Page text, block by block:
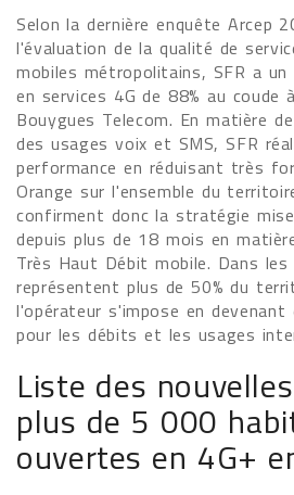
Selon la dernière enquête Arcep
l'évaluation de la qualité de
mobiles métropolitains, SFR a
en services 4G de 88% au coude
Bouygues Telecom. En matière
des usages voix et SMS, SFR
performance en réduisant très
Orange sur l'ensemble du
confirment donc la stratégie
depuis plus de 18 mois en
Très Haut Débit mobile. Dans
représentent plus de 50% du
l'opérateur s'impose en devenant
pour les débits et les usages
Liste des
plus de 5 000
ouvertes en 4G+